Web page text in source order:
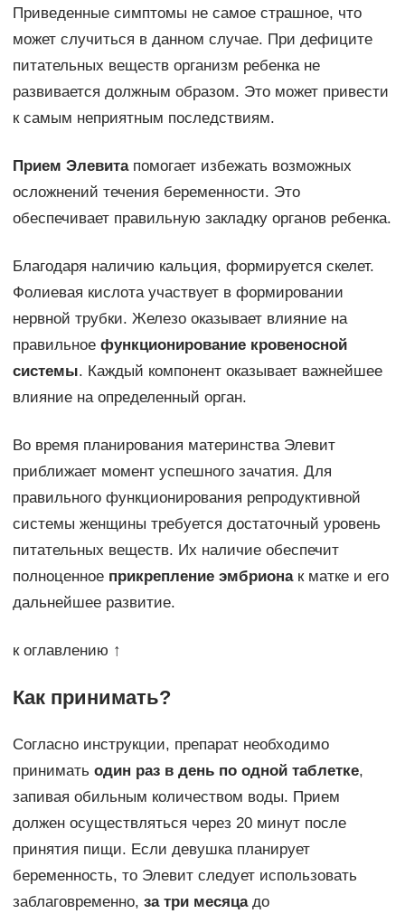
Приведенные симптомы не самое страшное, что
может случиться в данном случае. При дефиците
питательных веществ организм ребенка не
развивается должным образом. Это может привести
к самым неприятным последствиям.
Прием Элевитапомогает избежать возможных
осложнений течения беременности. Это
обеспечивает правильную закладку органов ребенка.
Благодаря наличию кальция, формируется скелет.
Фолиевая кислота участвует в формировании
нервной трубки. Железо оказывает влияние на
правильное функционирование кровеносной
системы. Каждый компонент оказывает важнейшее
влияние на определенный орган.
Во время планирования материнства Элевит
приближает момент успешного зачатия. Для
правильного функционирования репродуктивной
системы женщины требуется достаточный уровень
питательных веществ. Их наличие обеспечит
полноценное прикрепление эмбрионак матке и его
дальнейшее развитие.
к оглавлению ↑
Как принимать?
Согласно инструкции, препарат необходимо
принимать один раз в день по одной таблетке,
запивая обильным количеством воды. Прием
должен осуществляться через 20 минут после
принятия пищи. Если девушка планирует
беременность, то Элевит следует использовать
заблаговременно, за три месяцадо